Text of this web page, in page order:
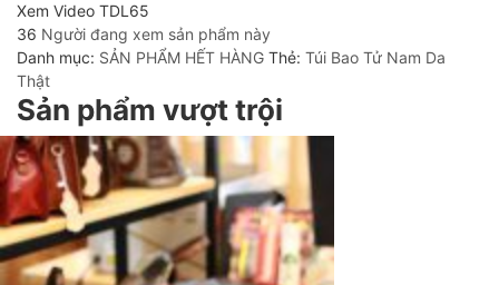
Xem Video TDL65
36 Người đang xem sản phẩm này
Danh mục: SẢN PHẨM HẾT HÀNG Thẻ: Túi Bao Tử Nam Da
Thật
Sản phẩm vượt trội